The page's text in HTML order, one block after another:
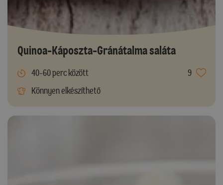
Quinoa-Káposzta-Gránátalma saláta
40-60 perc között
9
Könnyen elkészíthető